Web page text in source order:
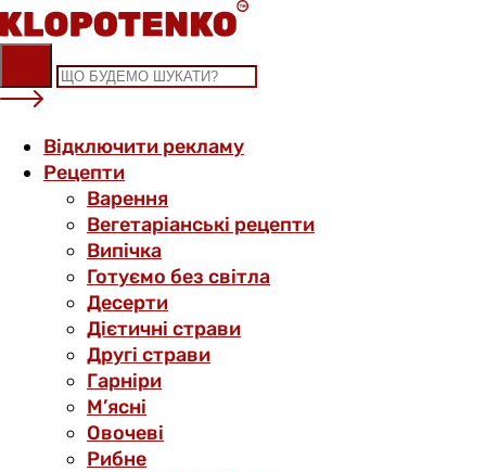
Skip
to
content
Відключити рекламу
Рецепти
Варення
Вегетаріанські рецепти
Випічка
Готуємо без світла
Десерти
Дієтичні страви
Другі страви
Гарніри
М’ясні
Овочеві
Рибне